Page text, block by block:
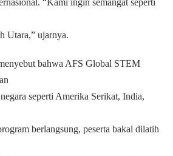
“Kami ingin semangat seperti
Utara,” ujarnya.
bahwa AFS Global STEM
seperti Amerika Serikat, India,
berlangsung, peserta bakal dilatih